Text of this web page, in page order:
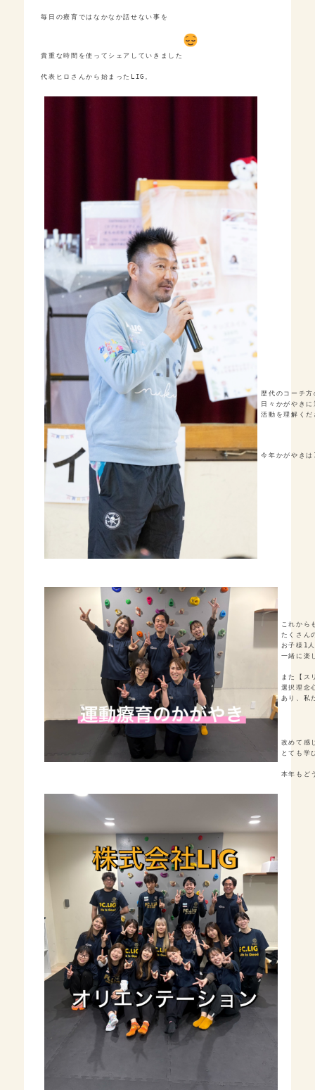
毎日の療育ではなかなか話せない事を
貴重な時間を使ってシェアしていきました
歴代のコーチ方
日々かがやき
活動を理解く
今年かがやき
これから
たくさん
お子様1
一緒に楽
また【ス
選択理念
あり、私
改めて感
とても学